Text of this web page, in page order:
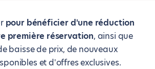
pour bénéficier d'une réduction
première réservation, ainsi que
baisse de prix, de nouveaux
et d'offres exclusives.